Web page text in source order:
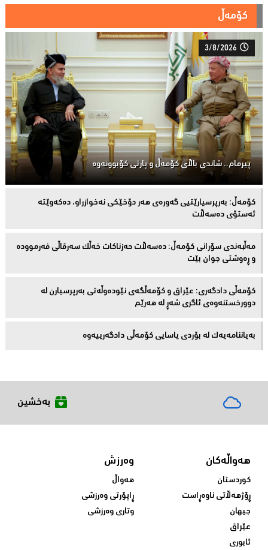
کۆمەڵ
3/8/2026
پیرمام.. شاندی باڵای كۆمه‌ڵ و پارتی كۆبوونه‌وه‌
كۆمەڵ: بەرپرسیارێتیی گەورەی هەر دۆخێکی نەخوازراو، دەكەوێتە
ئەستۆی دەسەڵات
مەڵبەندى سۆرانى کۆمەڵ: دەسەڵات حەزناکات خەڵک سەرقاڵى فەرموودە
و ڕەوشتى جوان بێت
کۆمەڵى دادگەرى: عێراق و كۆمەڵگەی نێودەوڵەتی بەرپرسیارن لە
دوورخستنەوەى ئاگری شەڕ لە هەرێم
بەیاننامەیەک لە بۆردی یاسایی کۆمەڵی دادگەرییەوە
بەخشین
هەواڵەکان
کوردستان
ڕۆژهەڵاتی ناوەڕاست
جیهان
عێراق
ئابوری
وەرزش
هەواڵ
ڕاپۆرتی وەرزشی
وتاری وەرزشی